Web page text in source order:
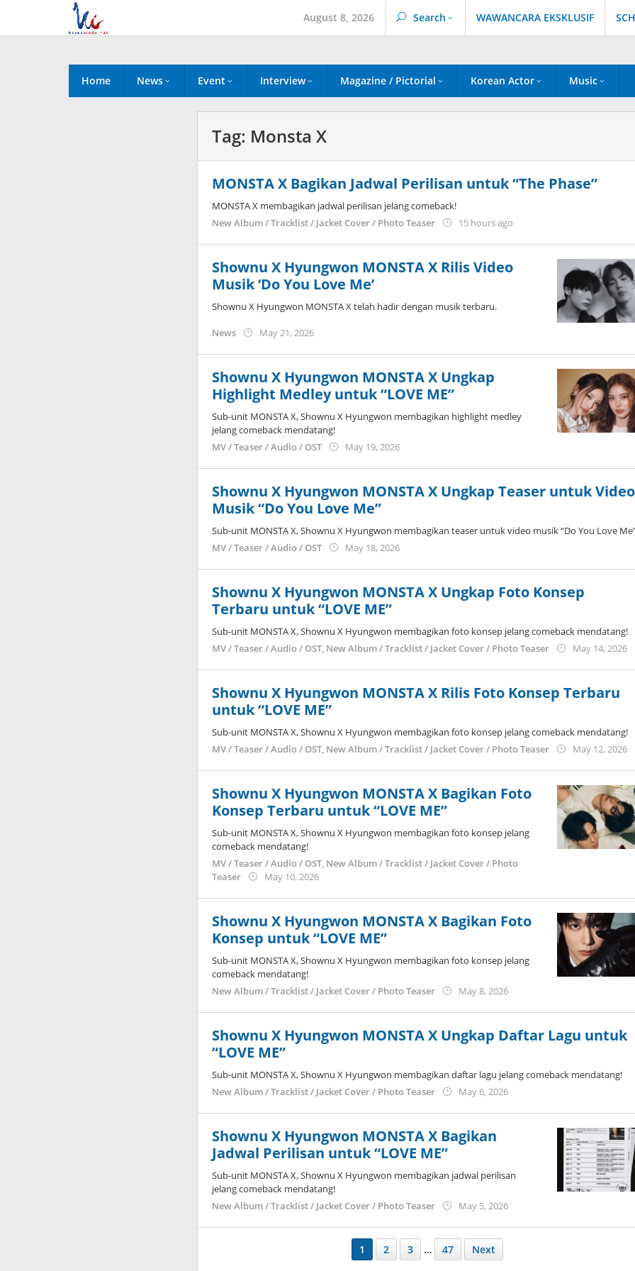
content
August 8, 2026 Search WAWANCARA EKSKLUSIF
Home News Event Interview Magazine / Pictorial Korean Actor Music
Tag: Monsta X
MONSTA X Bagikan Jadwal Perilisan untuk “The Phase”
MONSTA X membagikan jadwal perilisan jelang comeback!
New Album / Tracklist / Jacket Cover / Photo Teaser
15 hours ago
Shownu X Hyungwon MONSTA X Rilis Video
Musik ‘Do You Love Me’
Shownu X Hyungwon MONSTA X telah hadir dengan musik terbaru.
News May 21, 2026by
Shownu X Hyungwon MONSTA X Ungkap
Highlight Medley untuk “LOVE ME”
Sub-unit MONSTA X, Shownu X Hyungwon membagikan highlight medley
jelang comeback mendatang!
MV / Teaser / Audio / OST
May 19, 2026by
Shownu X Hyungwon MONSTA X Ungkap Teaser untuk Video
Musik “Do You Love Me”
Sub-unit MONSTA X, Shownu X Hyungwon membagikan teaser untuk video musik “Do You Love
MV / Teaser / Audio / OST
May 18, 2026by
Shownu X Hyungwon MONSTA X Ungkap Foto Konsep
Terbaru untuk “LOVE ME”
Sub-unit MONSTA X, Shownu X Hyungwon membagikan foto konsep jelang comeback mendatang!
MV / Teaser / Audio / OST, New Album / Tracklist / Jacket Cover / Photo Teaser May 14, 2026
Shownu X Hyungwon MONSTA X Rilis Foto Konsep Terbaru
untuk “LOVE ME”
Sub-unit MONSTA X, Shownu X Hyungwon membagikan foto konsep jelang comeback mendatang!
MV / Teaser / Audio / OST, New Album / Tracklist / Jacket Cover / Photo Teaser May 12, 2026
Shownu X Hyungwon MONSTA X Bagikan Foto
Konsep Terbaru untuk “LOVE ME”
Sub-unit MONSTA X, Shownu X Hyungwon membagikan foto konsep jelang
comeback mendatang!
MV / Teaser / Audio / OST, New Album / Tracklist / Jacket Cover / Photo
Teaser
May 10, 2026by
Shownu X Hyungwon MONSTA X Bagikan Foto
Konsep untuk “LOVE ME”
Sub-unit MONSTA X, Shownu X Hyungwon membagikan foto konsep jelang
comeback mendatang!
New Album / Tracklist / Jacket Cover / Photo Teaser
May 8, 2026by
Shownu X Hyungwon MONSTA X Ungkap Daftar Lagu untuk
“LOVE ME”
Sub-unit MONSTA X, Shownu X Hyungwon membagikan daftar lagu jelang comeback mendatang!
New Album / Tracklist / Jacket Cover / Photo Teaser
May 6, 2026by
Shownu X Hyungwon MONSTA X Bagikan
Jadwal Perilisan untuk “LOVE ME”
Sub-unit MONSTA X, Shownu X Hyungwon membagikan jadwal perilisan
jelang comeback mendatang!
New Album / Tracklist / Jacket Cover / Photo Teaser
May 5, 2026by
1 2 3 … 47 Next